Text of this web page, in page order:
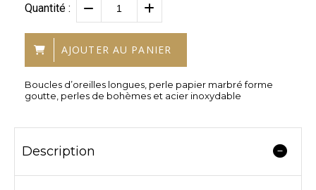
Quantité :
AJOUTER AU PANIER
Boucles d’oreilles longues, perle papier marbré forme
goutte, perles de bohèmes et acier inoxydable
Description